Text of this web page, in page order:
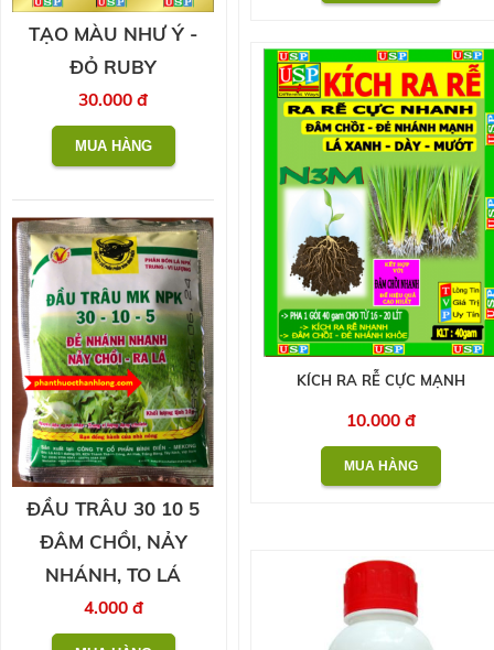
KÍCH RA RỄ CỰC MẠNH
10.000 đ
TẠO MÀU NHƯ Ý -
ĐỎ RUBY
30.000 đ
ĐẦU TRÂU 30 10 5
ĐÂM CHỒI, NẢY
NHÁNH, TO LÁ
4.000 đ